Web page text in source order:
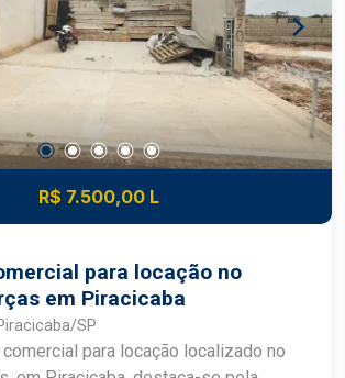
R$ 7.500,00 L
para locação no
em Piracicaba
SP
comercial para locação localizado no